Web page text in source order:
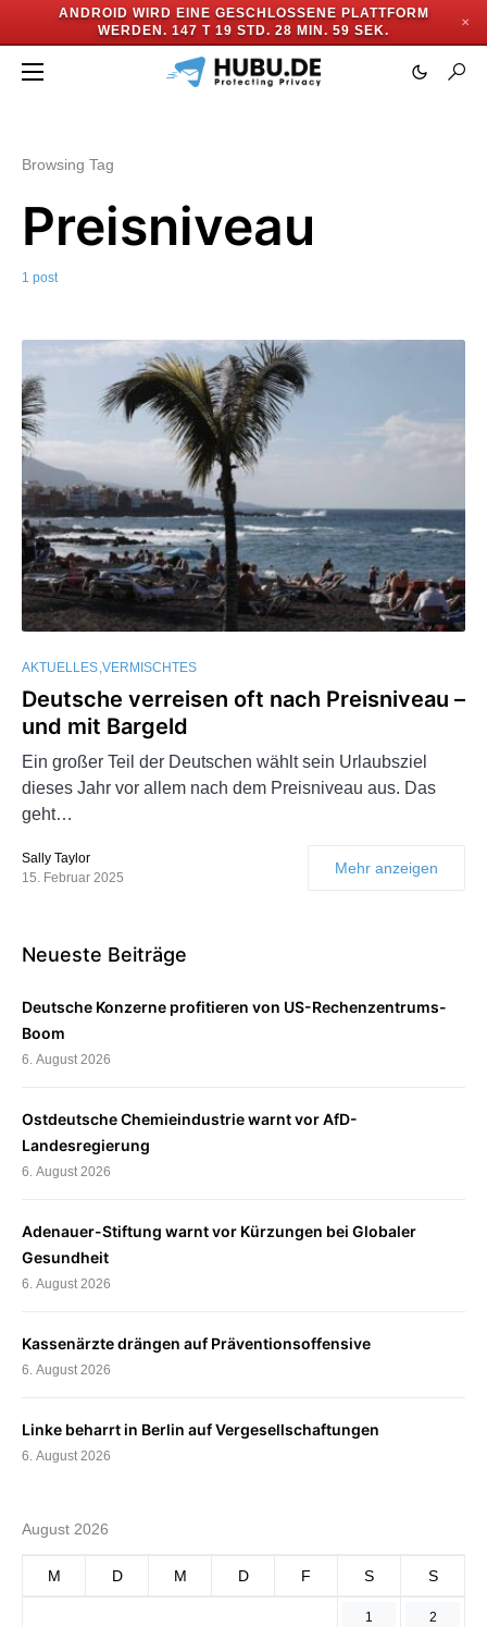
ANDROID WIRD EINE GESCHLOSSENE PLATTFORM
WERDEN. 147 T 19 STD. 28 MIN. 59 SEK.
✕
Browsing Tag
Preisniveau
1 post
AKTUELLES VERMISCHTES
Deutsche verreisen oft nach Preisniveau –
und mit Bargeld
Ein großer Teil der Deutschen wählt sein Urlaubsziel
dieses Jahr vor allem nach dem Preisniveau aus. Das
geht…
Sally Taylor
15. Februar 2025
Mehr anzeigen
Neueste Beiträge
Deutsche Konzerne profitieren von US-Rechenzentrums-
Boom
6. August 2026
Ostdeutsche Chemieindustrie warnt vor AfD-
Landesregierung
6. August 2026
Adenauer-Stiftung warnt vor Kürzungen bei Globaler
Gesundheit
6. August 2026
Kassenärzte drängen auf Präventionsoffensive
6. August 2026
Linke beharrt in Berlin auf Vergesellschaftungen
6. August 2026
August 2026
M D M D F S S
1 2